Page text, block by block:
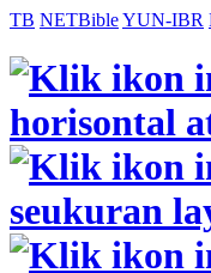
TB NETBibleYUN-IBR